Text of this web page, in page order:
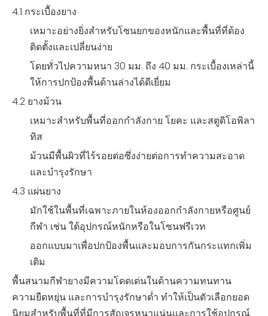
4.1 กระเบื้องยาง
เหมาะอย่างยิ่งสำหรับโซนยกของหนักและพื้นที่ที่ต้อง
ติดตั้งและเปลี่ยนง่าย
โดยทั่วไปความหนา 30 มม. ถึง 40 มม. กระเบื้องเหล่านี้
ให้การปกป้องพื้นด้านล่างได้ดีเยี่ยม
4.2 ยางม้วน
เหมาะสำหรับพื้นที่ออกกำลังกาย โยคะ และสตูดิโอพิลา
ทิส
ม้วนมีพื้นผิวที่ไร้รอยต่อซึ่งง่ายต่อการทำความสะอาด
และบำรุงรักษา
4.3 แผ่นยาง
มักใช้ในพื้นที่เฉพาะภายในห้องออกกำลังกายหรือศูนย์
กีฬา เช่น ใต้อุปกรณ์หนักหรือในโซนฟรีเวท
ออกแบบมาเพื่อปกป้องพื้นและมอบการกันกระแทกเพิ่ม
เติม
พื้นสนามกีฬายางมีความโดดเด่นในด้านความทนทาน
ความยืดหยุ่น และการบำรุงรักษาต่ำ ทำให้เป็นตัวเลือกยอด